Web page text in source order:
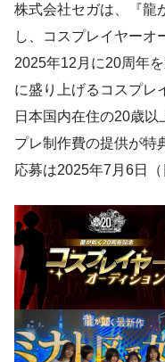
株式会社セガは、『龍
し、コスプレイヤーオ
2025年12月に20周年
に盛り上げるコスプレ
日本国内在住の20歳
プレ制作費の提供が特
応募は2025年7月6日（